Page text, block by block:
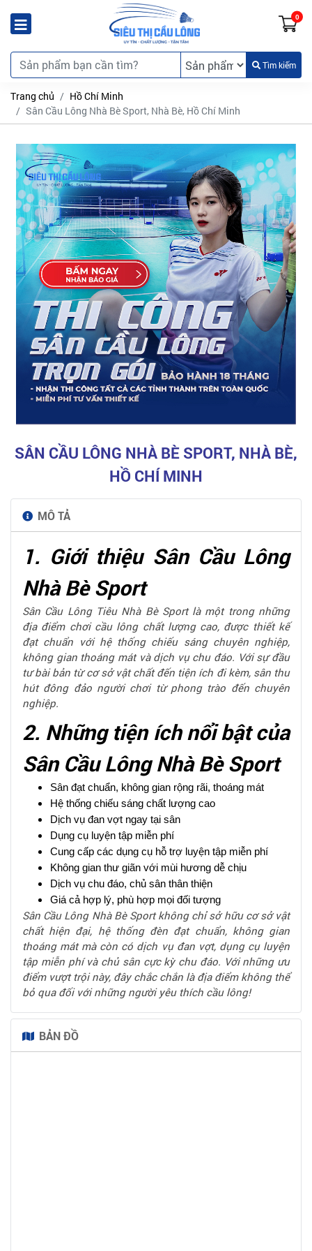
0
Tìm kiếm
Trang chủ
Hồ Chí Minh
Sân Cầu Lông Nhà Bè Sport, Nhà Bè, Hồ Chí Minh
SÂN CẦU LÔNG NHÀ BÈ SPORT, NHÀ BÈ,
HỒ CHÍ MINH
MÔ TẢ
1. Giới thiệu Sân Cầu Lông
Nhà Bè Sport
Sân Cầu Lông Tiêu Nhà Bè Sport là một trong những
địa điểm chơi cầu lông chất lượng cao, được thiết kế
đạt chuẩn với hệ thống chiếu sáng chuyên nghiệp,
không gian thoáng mát và dịch vụ chu đáo. Với sự đầu
tư bài bản từ cơ sở vật chất đến tiện ích đi kèm, sân thu
hút đông đảo người chơi từ phong trào đến chuyên
nghiệp.
2. Những tiện ích nổi bật của
Sân Cầu Lông Nhà Bè Sport
Sân đạt chuẩn, không gian rộng rãi, thoáng mát
Hệ thống chiếu sáng chất lượng cao
Dịch vụ đan vợt ngay tại sân
Dụng cụ luyện tập miễn phí
Cung cấp các dụng cụ hỗ trợ luyện tập miễn phí
Không gian thư giãn với mùi hương dễ chịu
Dịch vụ chu đáo, chủ sân thân thiện
Giá cả hợp lý, phù hợp mọi đối tượng
Sân Cầu Lông Nhà Bè Sport không chỉ sở hữu cơ sở vật
chất hiện đại, hệ thống đèn đạt chuẩn, không gian
thoáng mát mà còn có dịch vụ đan vợt, dụng cụ luyện
tập miễn phí và chủ sân cực kỳ chu đáo. Với những ưu
điểm vượt trội này, đây chắc chắn là địa điểm không thể
bỏ qua đối với những người yêu thích cầu lông!
BẢN ĐỒ